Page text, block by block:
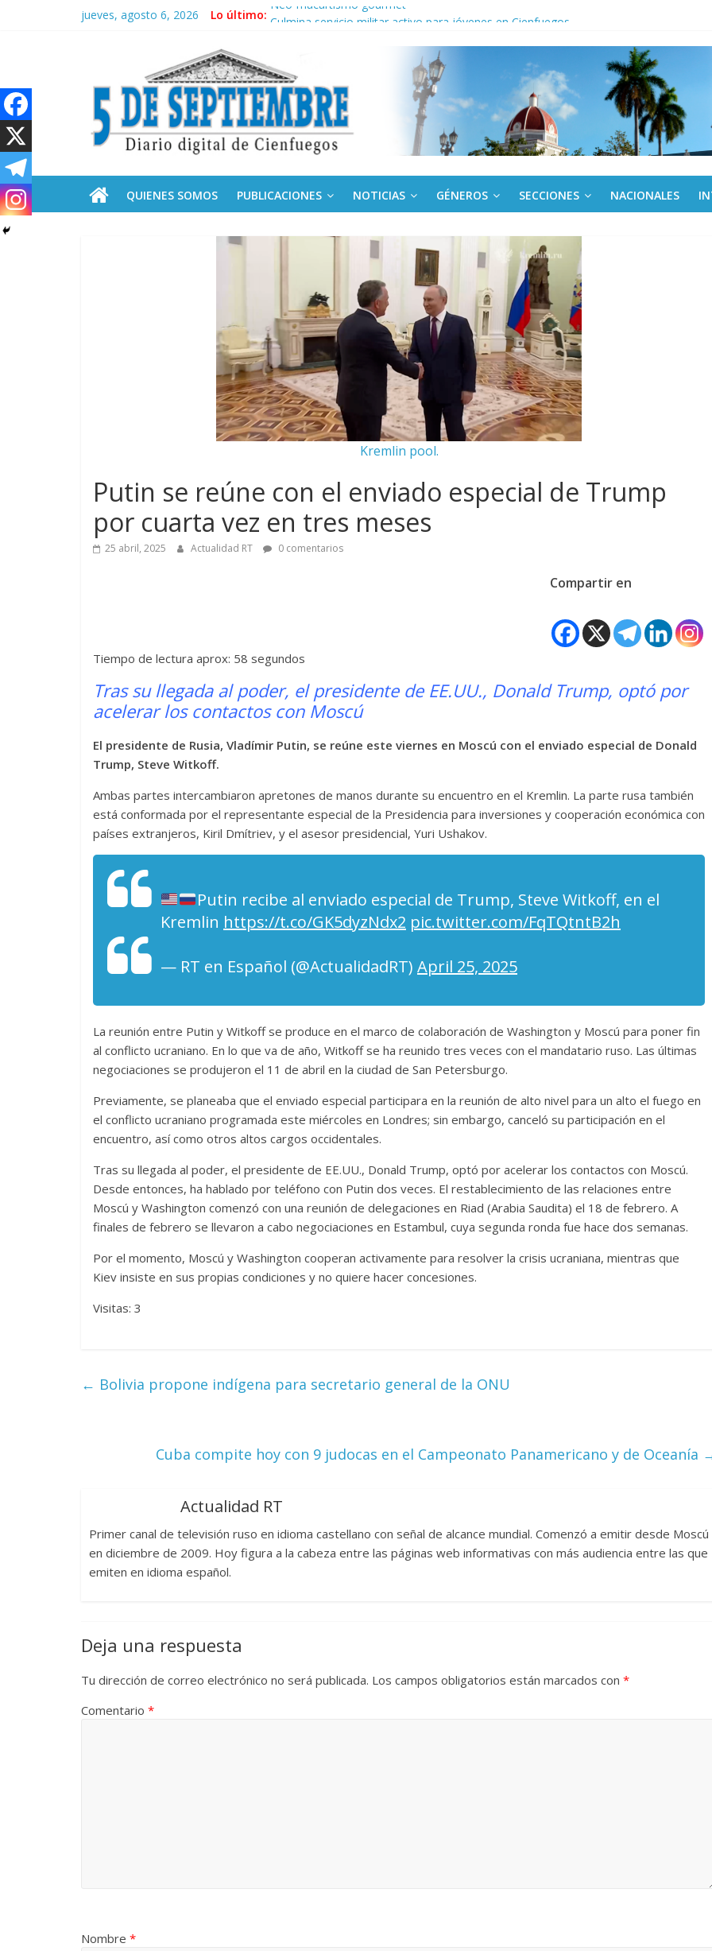
jueves, agosto 6, 2026 Lo último: Neo-macartismo gourmet
Otorgan Medalla de la Amistad al activista Donald Dutherland
Es de nosotros
Convocan a segunda edición de Beca para realizadoras mayores de 50 años
Septiembre
Diario
de
Cienfuegos,QUIENES SOMOS PUBLICACIONES NOTICIAS GÉNEROS SECCIONES NACIONALES
Kremlin pool.
Putin se reúne con el enviado especial de Trump
por cuarta vez en tres meses
25 abril, 2025 Actualidad RT 0 comentarios
Compartir en
Tiempo de lectura aprox: 58 segundos
Tras su llegada al poder, el presidente de EE.UU., Donald Trump, optó por
acelerar los contactos con Moscú
El presidente de Rusia, Vladímir Putin, se reúne este viernes en Moscú con el enviado especial de Donald
Trump, Steve Witkoff.
Ambas partes intercambiaron apretones de manos durante su encuentro en el Kremlin. La parte rusa también
está conformada por el representante especial de la Presidencia para inversiones y cooperación económica con
países extranjeros, Kiril Dmítriev, y el asesor presidencial, Yuri Ushakov.
Putin recibe al enviado especial de Trump, Steve Witkoff, en el
Kremlin https://t.co/GK5dyzNdx2 pic.twitter.com/FqTQtntB2h
— RT en Español (@ActualidadRT) April 25, 2025
La reunión entre Putin y Witkoff se produce en el marco de colaboración de Washington y Moscú para poner fin
al conflicto ucraniano. En lo que va de año, Witkoff se ha reunido tres veces con el mandatario ruso. Las últimas
negociaciones se produjeron el 11 de abril en la ciudad de San Petersburgo.
Previamente, se planeaba que el enviado especial participara en la reunión de alto nivel para un alto el fuego en
el conflicto ucraniano programada este miércoles en Londres; sin embargo, canceló su participación en el
encuentro, así como otros altos cargos occidentales.
Tras su llegada al poder, el presidente de EE.UU., Donald Trump, optó por acelerar los contactos con Moscú.
Desde entonces, ha hablado por teléfono con Putin dos veces. El restablecimiento de las relaciones entre
Moscú y Washington comenzó con una reunión de delegaciones en Riad (Arabia Saudita) el 18 de febrero. A
finales de febrero se llevaron a cabo negociaciones en Estambul, cuya segunda ronda fue hace dos semanas.
Por el momento, Moscú y Washington cooperan activamente para resolver la crisis ucraniana, mientras que
Kiev insiste en sus propias condiciones y no quiere hacer concesiones.
Visitas: 3
← Bolivia propone indígena para secretario general de la ONU
Cuba compite hoy con 9 judocas en el Campeonato Panamericano y de Oceanía
Actualidad RT
Primer canal de televisión ruso en idioma castellano con señal de alcance mundial. Comenzó a emitir desde Moscú
en diciembre de 2009. Hoy figura a la cabeza entre las páginas web informativas con más audiencia entre las que
emiten en idioma español.
Deja una respuesta
Tu dirección de correo electrónico no será publicada. Los campos obligatorios están marcados con *
Comentario *
Nombre *
Cuento de hadas
0